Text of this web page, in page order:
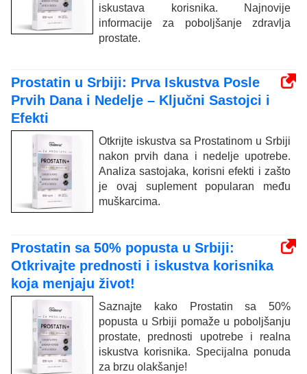
iskustava korisnika. Najnovije
informacije za poboljšanje zdravlja
prostate.
Prostatin u Srbiji: Prva Iskustva Posle
Prvih Dana i Nedelje – Ključni Sastojci i
Efekti
Otkrijte iskustva sa Prostatinom u Srbiji
nakon prvih dana i nedelje upotrebe.
Analiza sastojaka, korisni efekti i zašto
je ovaj suplement popularan među
muškarcima.
Prostatin sa 50% popusta u Srbiji:
Otkrivajte prednosti i iskustva korisnika
koja menjaju život!
Saznajte kako Prostatin sa 50%
popusta u Srbiji pomaže u poboljšanju
prostate, prednosti upotrebe i realna
iskustva korisnika. Specijalna ponuda
za brzu olakšanje!